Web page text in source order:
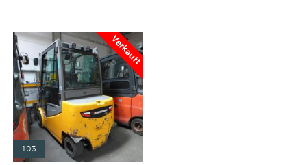
Verkauft
103